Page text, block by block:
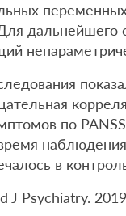
дальнейшего
по
в
J Psychiatry.